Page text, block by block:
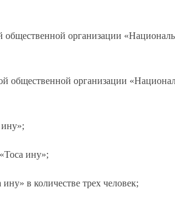
организации
общественной организации
ину»;
в количестве трех человек;